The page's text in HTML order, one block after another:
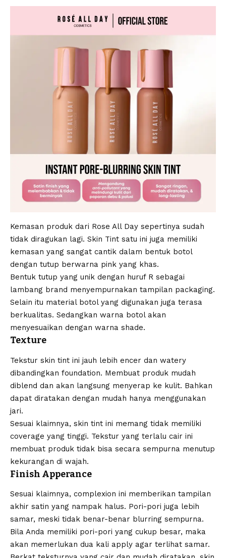
Kemasan produk dari Rose All Day sepertinya sudah
tidak diragukan lagi. Skin Tint satu ini juga memiliki
kemasan yang sangat cantik dalam bentuk botol
dengan tutup berwarna pink yang khas.
Bentuk tutup yang unik dengan huruf R sebagai
lambang brand menyempurnakan tampilan packaging.
Selain itu material botol yang digunakan juga terasa
berkualitas. Sedangkan warna botol akan
menyesuaikan dengan warna shade.
Texture
Tekstur skin tint ini jauh lebih encer dan watery
dibandingkan foundation. Membuat produk mudah
diblend dan akan langsung menyerap ke kulit. Bahkan
dapat diratakan dengan mudah hanya menggunakan
jari.
Sesuai klaimnya, skin tint ini memang tidak memiliki
coverage yang tinggi. Tekstur yang terlalu cair ini
membuat produk tidak bisa secara sempurna menutup
kekurangan di wajah.
Finish Apperance
Sesuai klaimnya, complexion ini memberikan tampilan
akhir satin yang nampak halus. Pori-pori juga lebih
samar, meski tidak benar-benar blurring sempurna.
Bila Anda memiliki pori-pori yang cukup besar, maka
akan memerlukan dua kali apply agar terlihat samar.